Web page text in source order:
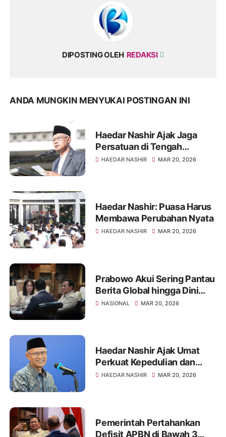
DIPOSTING OLEH REDAKSI
ANDA MUNGKIN MENYUKAI POSTINGAN INI
Haedar Nashir Ajak Jaga
Persatuan di Tengah
Perbedaan Idulfitri
HAEDAR NASHIR MAR 20, 2026
Haedar Nashir: Puasa Harus
Membawa Perubahan Nyata
HAEDAR NASHIR MAR 20, 2026
Prabowo Akui Sering Pantau
Berita Global hingga Dini
Hari
NASIONAL MAR 20, 2026
Haedar Nashir Ajak Umat
Perkuat Kepedulian dan
Persaudaraan di Idulfitri
HAEDAR NASHIR MAR 20, 2026
Pemerintah Pertahankan
Defisit APBN di Bawah 3